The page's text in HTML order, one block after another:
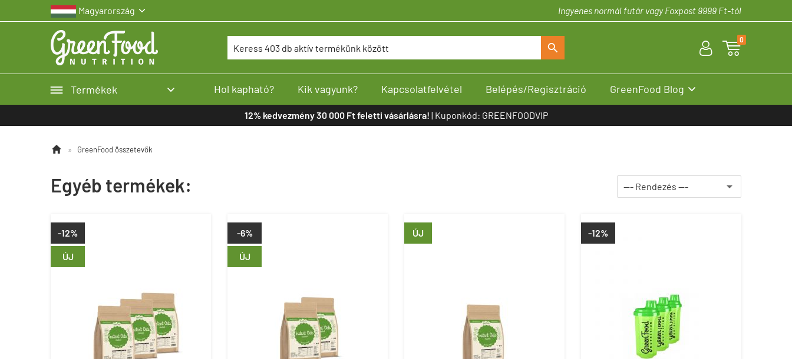
Magyarország  Ingyenes normál futár vagy Foxpost 9999 Ft-tól
S U 
0
 Termékek  Hol kapható? Kik vagyunk? Kapcsolatfelvétel Belépés/Regisztráció GreenFood Blog 
12% kedvezmény 30 000 Ft feletti vásárlásra! | Kuponkód: GREENFOODVIP
 » GreenFood összetevők
Egyéb termékek:
ÚJ
-12%
ÚJ
-6% ÚJ -12%